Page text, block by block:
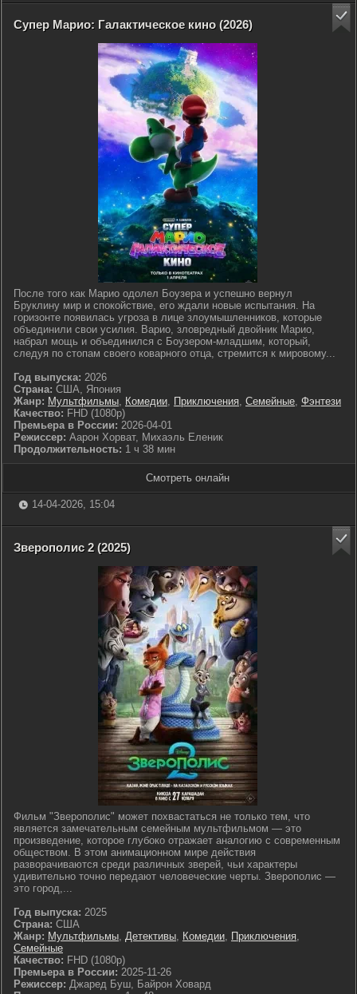
Супер Марио: Галактическое кино (2026)
После того как Марио одолел Боузера и успешно вернул
Бруклину мир и спокойствие, его ждали новые испытания. На
горизонте появилась угроза в лице злоумышленников, которые
объединили свои усилия. Варио, зловредный двойник Марио,
набрал мощь и объединился с Боузером-младшим, который,
следуя по стопам своего коварного отца, стремится к мировому...
Год выпуска: 2026
Страна: США, Япония
Жанр: Мультфильмы, Комедии, Приключения, Семейные, Фэнтези
Качество: FHD (1080p)
Премьера в России: 2026-04-01
Режиссер: Аарон Хорват, Михаэль Еленик
Продолжительность: 1 ч 38 мин
Смотреть онлайн
14-04-2026, 15:04
Зверополис 2 (2025)
Фильм "Зверополис" может похвастаться не только тем, что
является замечательным семейным мультфильмом — это
произведение, которое глубоко отражает аналогию с современным
обществом. В этом анимационном мире действия
разворачиваются среди различных зверей, чьи характеры
удивительно точно передают человеческие черты. Зверополис —
это город,...
Год выпуска: 2025
Страна: США
Жанр: Мультфильмы, Детективы, Комедии, Приключения,
Семейные
Качество: FHD (1080p)
Премьера в России: 2025-11-26
Режиссер: Джаред Буш, Байрон Ховард